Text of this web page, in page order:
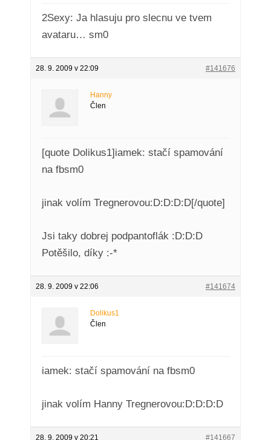
2Sexy: Ja hlasuju pro slecnu ve tvem
avataru… sm0
28. 9. 2009 v 22:09 #141676
Hanny
Člen
[quote Dolikus1]iamek: stačí spamování
na fbsm0
jinak volím Tregnerovou:D:D:D:D[/quote]
Jsi taky dobrej podpantoflák :D:D:D
Potěšilo, díky :-*
28. 9. 2009 v 22:06 #141674
Dolikus1
Člen
iamek: stačí spamování na fbsm0
jinak volím Hanny Tregnerovou:D:D:D:D
28. 9. 2009 v 20:21 #141667